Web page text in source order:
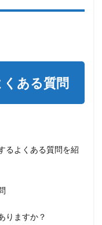
ある質問
るよくある質問を紹
りますか？